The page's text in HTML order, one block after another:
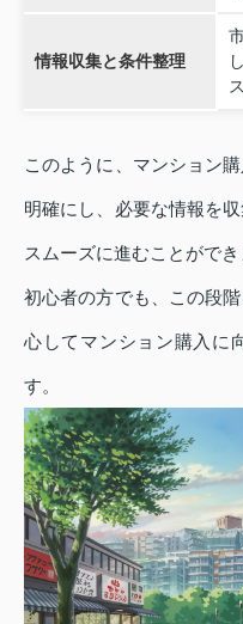
情報収集と条件整理
このように、マンション
明確にし、必要な情報を
スムーズに進むことができ
初心者の方でも、この段
心してマンション購入に
す。